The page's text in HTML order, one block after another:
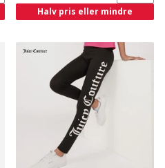
Halv pris eller mindre